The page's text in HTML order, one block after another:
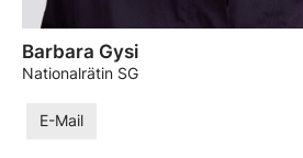
Barbara Gysi
Nationalrätin SG
E-Mail